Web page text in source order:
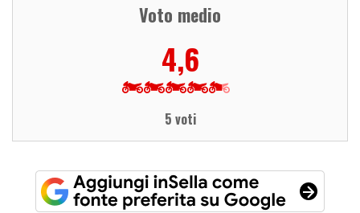
Voto medio
4,6
5 voti